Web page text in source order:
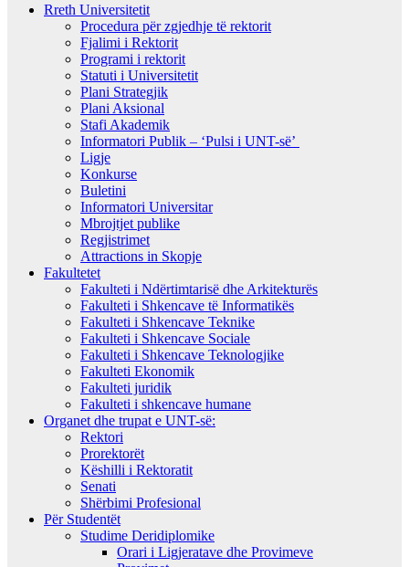
Rreth Universitetit
Procedura për zgjedhje të rektorit
Fjalimi i Rektorit
Programi i rektorit
Statuti i Universitetit
Plani Strategjik
Plani Aksional
Stafi Akademik
Informatori Publik – ‘Pulsi i UNT-së’
Ligje
Konkurse
Buletini
Informatori Universitar
Mbrojtjet publike
Regjistrimet
Attractions in Skopje
Fakultetet
Fakulteti i Ndërtimtarisë dhe Arkitekturës
Fakulteti i Shkencave të Informatikës
Fakulteti i Shkencave Teknike
Fakulteti i Shkencave Sociale
Fakulteti i Shkencave Teknologjike
Fakulteti Ekonomik
Fakulteti juridik
Fakulteti i shkencave humane
Organet dhe trupat e UNT-së:
Rektori
Prorektorët
Këshilli i Rektoratit
Senati
Shërbimi Profesional
Për Studentët
Studime Deridiplomike
Orari i Ligjeratave dhe Provimeve